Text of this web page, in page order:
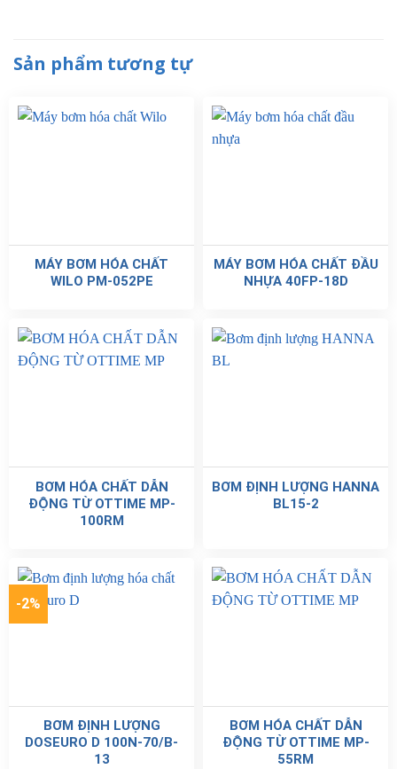
Sản phẩm tương tự
MÁY BƠM HÓA CHẤT
WILO PM-052PE
MÁY BƠM HÓA CHẤT ĐẦU
NHỰA 40FP-18D
BƠM HÓA CHẤT DẪN
ĐỘNG TỪ OTTIME MP-
100RM
BƠM ĐỊNH LƯỢNG HANNA
BL15-2
-2%
BƠM ĐỊNH LƯỢNG
DOSEURO D 100N-70/B-
13
BƠM HÓA CHẤT DẪN
ĐỘNG TỪ OTTIME MP-
55RM